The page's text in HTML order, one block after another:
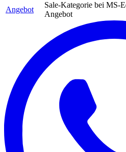
Angebot
Sale-Kategorie bei MS-
Angebot